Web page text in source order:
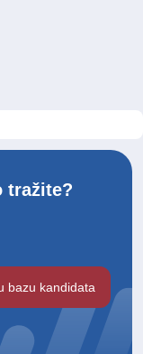
tražite?
bazu kandidata